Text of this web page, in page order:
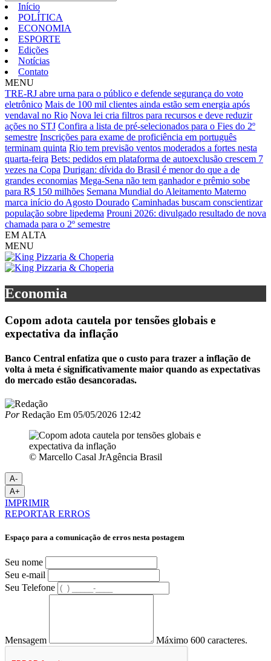
Início
POLÍTICA
ECONOMIA
ESPORTE
Edições
Notícias
Contato
MENU
TRE-RJ abre urna para o público e defende segurança do voto
eletrônico Mais de 100 mil clientes ainda estão sem energia após
vendaval no Rio Nova lei cria filtros para recursos e deve reduzir
ações no STJ Confira a lista de pré-selecionados para o Fies do 2º
semestre Inscrições para exame de proficiência em português
terminam quinta Rio tem previsão ventos moderados a fortes nesta
quarta-feira Bets: pedidos em plataforma de autoexclusão crescem 7
vezes na Copa Durigan: dívida do Brasil é menor do que a de
grandes economias Mega-Sena não tem ganhador e prêmio sobe
para R$ 150 milhões Semana Mundial do Aleitamento Materno
marca início do Agosto Dourado Caminhadas buscam conscientizar
população sobre lipedema Prouni 2026: divulgado resultado de nova
chamada para o 2º semestre
EM ALTA
MENU
Economia
Copom adota cautela por tensões globais e
expectativa da inflação
Banco Central enfatiza que o custo para trazer a inflação de
volta à meta é significativamente maior quando as expectativas
do mercado estão desancoradas.
PorRedação Em 05/05/2026 12:42
© Marcello Casal JrAgência Brasil
A-
A+
IMPRIMIR
REPORTAR ERROS
Espaço para a comunicação de erros nesta postagem
Seu nome
Seu e-mail
Seu Telefone
Mensagem Máximo 600 caracteres.